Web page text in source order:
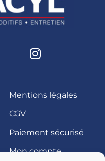
Mentions légales
CGV
Paiement sécurisé
Mon compte